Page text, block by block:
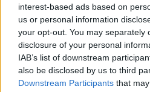
interest-based ads based on
us or personal information
your opt-out. You may separately
disclosure of your personal
IAB’s list of downstream
also be disclosed by us to third
Downstream Participants that
afrontar con las máximas
temporada 2026/2027.
Escribir un comentario
(requerido)